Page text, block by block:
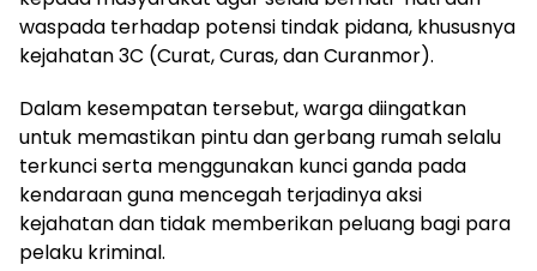
waspada terhadap potensi tindak pidana, khususnya
kejahatan 3C (Curat, Curas, dan Curanmor).
Dalam kesempatan tersebut, warga diingatkan
untuk memastikan pintu dan gerbang rumah selalu
terkunci serta menggunakan kunci ganda pada
kendaraan guna mencegah terjadinya aksi
kejahatan dan tidak memberikan peluang bagi para
pelaku kriminal.